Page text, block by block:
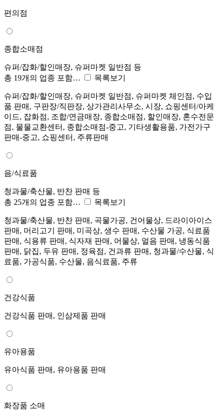
편의점
종합소매점
슈퍼/잡화/할인매장, 슈퍼마켓 일반점 등
총 19개의 업종 포함…
목록보기
슈퍼/잡화/할인매장, 슈퍼마켓 일반점, 슈퍼마켓 체인점, 수입
품 판매, 구판장/직판장, 상가관리사무소, 시장, 쇼핑센터/아케
이드, 잡화점, 조합/연금매장, 종합소매점, 할인매장, 혼수전문
점, 물물교환센터, 종합소매점-중고, 기타생활용품, 가전가구
판매-중고, 쇼핑센터, 주류판매
음/식료품
청과물/축산물, 반찬 판매 등
총 25개의 업종 포함…
목록보기
청과물/축산물, 반찬 판매, 곡물가공, 건어물상, 드라이아이스
판매, 머리고기 판매, 미곡상, 생수 판매, 수산물 가공, 식료품
판매, 식용류 판매, 식자재 판매, 어물상, 얼음 판매, 냉동식품
판매, 닭집, 두유 판매, 정육점, 건과류 판매, 청과물/수산물, 식
료품, 가공식품, 수산물, 음식료품, 주류
건강식품
건강식품 판매, 인삼제품 판매
유아용품
유아식품 판매, 유아용품 판매
화장품 소매